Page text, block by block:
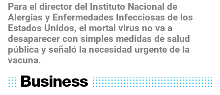
Para el director del Instituto Nacional de
Alergias y Enfermedades Infecciosas de los
Estados Unidos, el mortal virus no va a
desaparecer con simples medidas de salud
pública y señaló la necesidad urgente de la
vacuna.